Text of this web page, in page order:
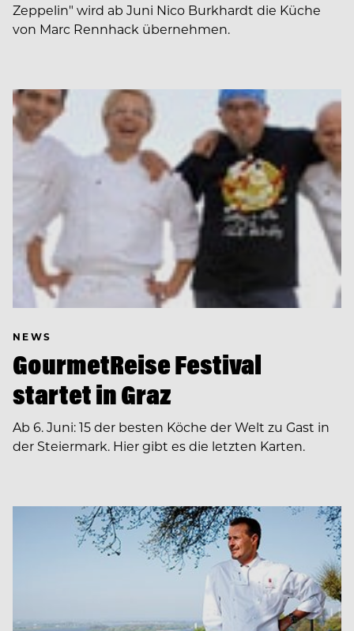
Zeppelin" wird ab Juni Nico Burkhardt die Küche
von Marc Rennhack übernehmen.
NEWS
GourmetReise Festival
startet in Graz
Ab 6. Juni: 15 der besten Köche der Welt zu Gast in
der Steiermark. Hier gibt es die letzten Karten.